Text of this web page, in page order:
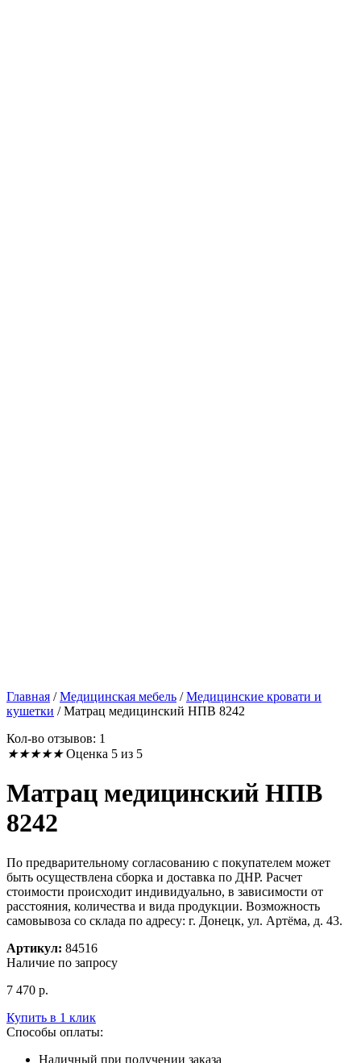
Главная /Медицинская мебель /Медицинские кровати и
кушетки /Матрац медицинский НПВ 8242
Кол-во отзывов: 1
★★★★★ Оценка 5 из 5
Матрац медицинский НПВ
8242
По предварительному согласованию с покупателем может
быть осуществлена сборка и доставка по ДНР. Расчет
стоимости происходит индивидуально, в зависимости от
расстояния, количества и вида продукции. Возможность
самовывоза со склада по адресу: г. Донецк, ул. Артёма, д. 43.
Артикул: 84516
Наличие по запросу
7 470 р.
Купить в 1 клик
Способы оплаты:
Наличный при получении заказа